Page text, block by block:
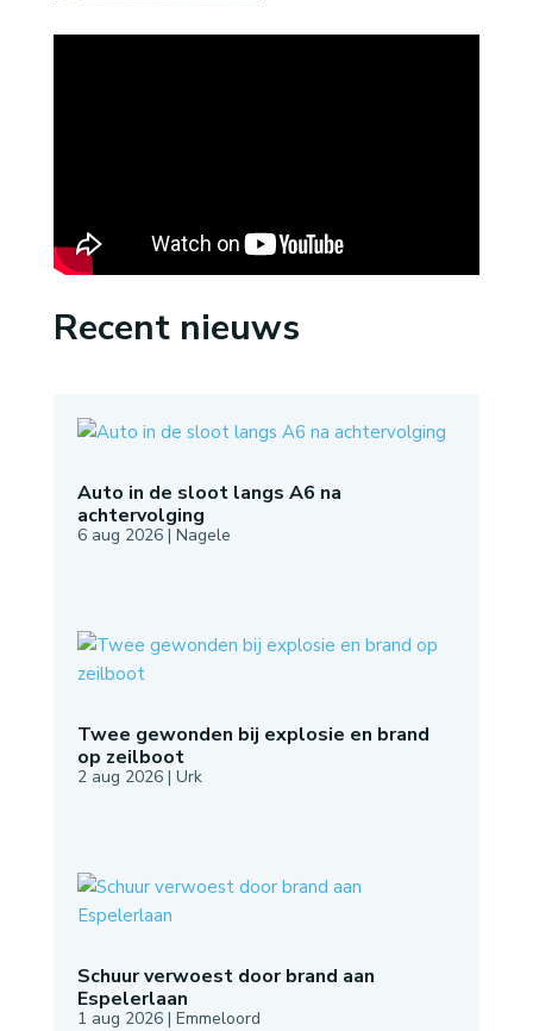
Recent nieuws
Auto in de sloot langs A6 na
achtervolging
6 aug 2026| Nagele
Twee gewonden bij explosie en brand
op zeilboot
2 aug 2026| Urk
Schuur verwoest door brand aan
Espelerlaan
1 aug 2026| Emmeloord